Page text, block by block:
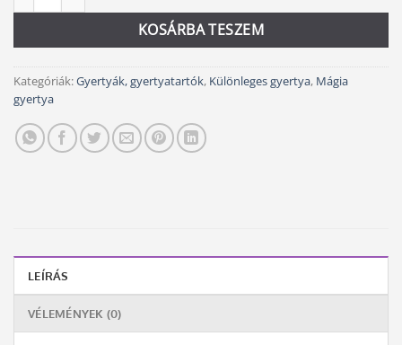
9
900 Ft.
9
600 Ft.
KOSÁRBA TESZEM
Kategóriák:Gyertyák, gyertyatartók, Különleges gyertya, Mágia
gyertya
LEÍRÁS
VÉLEMÉNYEK (0)